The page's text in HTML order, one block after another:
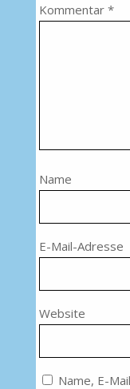
Kommentar *
Name
E-Mail-Adresse
Website
Name, E-